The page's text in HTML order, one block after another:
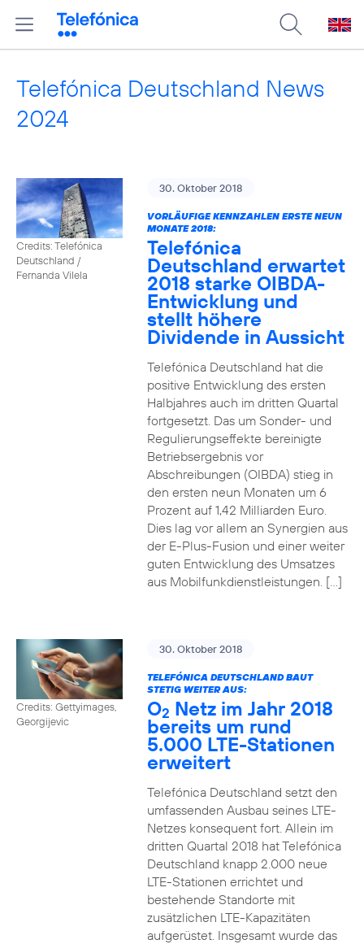
Telefónica Deutschland News
2024
Credits: Telefónica
Deutschland /
Fernanda Vilela
30. Oktober 2018
VORLÄUFIGE KENNZAHLEN ERSTE NEUN
MONATE 2018:
Telefónica
Deutschland erwartet
2018 starke OIBDA-
Entwicklung und
stellt höhere
Dividende in Aussicht
Telefónica Deutschland hat die
positive Entwicklung des ersten
Halbjahres auch im dritten Quartal
fortgesetzt. Das um Sonder- und
Regulierungseffekte bereinigte
Betriebsergebnis vor
Abschreibungen (OIBDA) stieg in
den ersten neun Monaten um 6
Prozent auf 1,42 Milliarden Euro.
Dies lag vor allem an Synergien aus
der E-Plus-Fusion und einer weiter
guten Entwicklung des Umsatzes
aus Mobilfunkdienstleistungen. […]
Credits: Gettyimages,
Georgijevic
30. Oktober 2018
TELEFÓNICA DEUTSCHLAND BAUT
STETIG WEITER AUS:
O2 Netz im Jahr 2018
bereits um rund
5.000 LTE-Stationen
erweitert
Telefónica Deutschland setzt den
umfassenden Ausbau seines LTE-
Netzes konsequent fort. Allein im
dritten Quartal 2018 hat Telefónica
Deutschland knapp 2.000 neue
LTE-Stationen errichtet und
bestehende Standorte mit
zusätzlichen LTE-Kapazitäten
aufgerüstet. Insgesamt wurde das